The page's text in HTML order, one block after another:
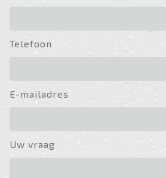
Telefoon
E-mailadres
Uw vraag